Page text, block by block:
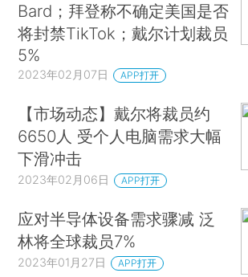
Bard；拜登称不确定美国是否
将封禁TikTok；戴尔计划裁员
5%
2023年02月07日 APP打开
【市场动态】戴尔将裁员约
6650人 受个人电脑需求大幅
下滑冲击
2023年02月06日 APP打开
应对半导体设备需求骤减 泛
林将全球裁员7%
2023年01月27日 APP打开